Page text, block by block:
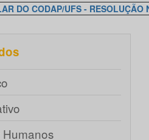
DO CODAP/UFS - RESOLUÇÃO
Humanos